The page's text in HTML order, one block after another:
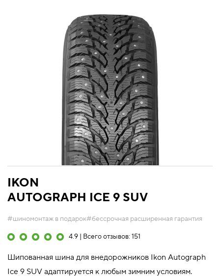
IKON
AUTOGRAPH ICE 9 SUV
#шиномонтаж в подарок#бессрочная расширенная гарантия
4.9 | Всего отзывов: 151
Шипованная шина для внедорожников Ikon Autograph
Ice 9 SUV адаптируется к любым зимним условиям.